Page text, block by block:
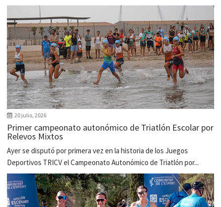
20 julio, 2026
Primer campeonato autonómico de Triatlón Escolar por
Relevos Mixtos
Ayer se disputó por primera vez en la historia de los Juegos
Deportivos TRICV el Campeonato Autonómico de Triatlón por...